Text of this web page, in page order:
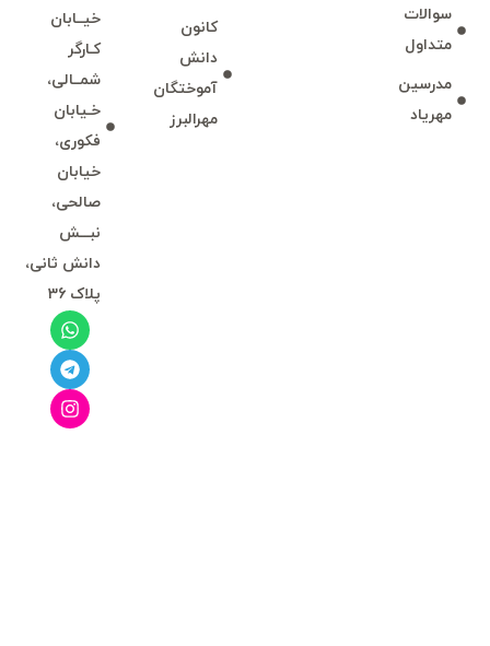
مصاحبه بالینی کودک و نوجوان – سطح دوم
سوالات
متداول
مدرسين
مهرياد
كانون
دانش
آموختگان
مهرالبرز
خيــابان
كـارگر
شمــالی،
خـيابان
فكوری،
خيابان
صالحی،
نبـــش
دانش ثانی،
پلاک 36